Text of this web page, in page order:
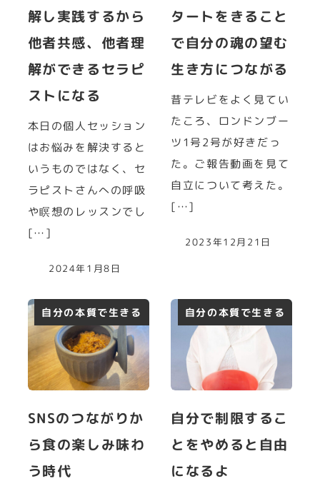
解し実践するから
他者共感、他者理
解ができるセラピ
ストになる
本日の個人セッション
はお悩みを解決すると
いうものではなく、セ
ラピストさんへの呼吸
や瞑想のレッスンでし
[…]
2024年1月8日
タートをきること
で自分の魂の望む
生き方につながる
昔テレビをよく見てい
たころ、ロンドンブー
ツ1号2号が好きだっ
た。ご報告動画を見て
自立について考えた。
[…]
2023年12月21日
自分の本質で生きる
SNSのつながりか
ら食の楽しみ味わ
う時代
自分の本質で生きる
自分で制限するこ
とをやめると自由
になるよ